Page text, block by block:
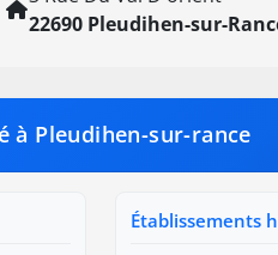
22690 Pleudihen-sur-
à Pleudihen-sur-rance
Établissements